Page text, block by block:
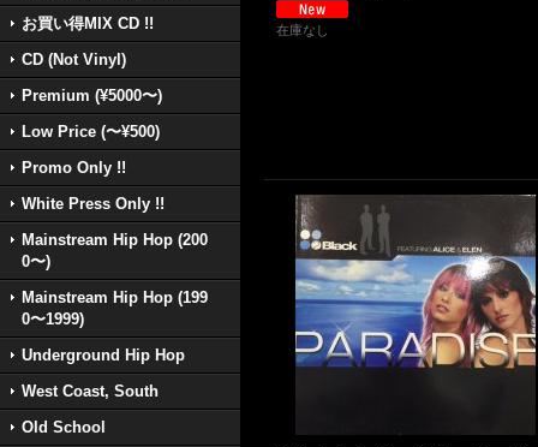
お買い得MIX CD !!
CD (Not Vinyl)
Premium (¥5000〜)
Low Price (〜¥500)
Promo Only !!
White Press Only !!
Mainstream Hip Hop (200
0〜)
Mainstream Hip Hop (199
0〜1999)
Underground Hip Hop
West Coast, South
Old School
在庫なし